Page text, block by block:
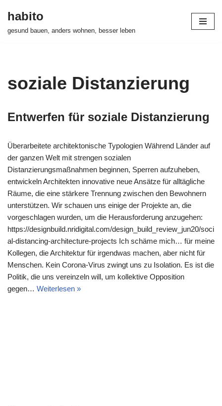
habito
gesund bauen, anders wohnen, besser leben
soziale Distanzierung
Entwerfen für soziale Distanzierung
Überarbeitete architektonische Typologien Während Länder auf
der ganzen Welt mit strengen sozialen
Distanzierungsmaßnahmen beginnen, Sperren aufzuheben,
entwickeln Architekten innovative neue Ansätze für alltägliche
Räume, die eine stärkere Trennung zwischen den Bewohnern
unterstützen. Wir schauen uns einige der Projekte an, die
vorgeschlagen wurden, um die Herausforderung anzugehen:
https://designbuild.nridigital.com/design_build_review_jun20/soci
al-distancing-architecture-projects Ich schäme mich… für meine
Kollegen, die Architektur für irgendwas machen, aber nicht für
Menschen. Kein Corona-Virus zwingt uns zu Isolation. Es ist die
Politik, die uns vereinzeln will, um kollektive Opposition
gegen… Weiterlesen »